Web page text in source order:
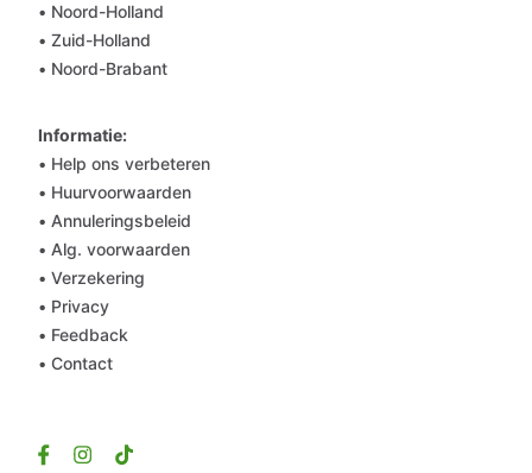
• Noord-Holland
• Zuid-Holland
• Noord-Brabant
Informatie:
• Help ons verbeteren
• Huurvoorwaarden
• Annuleringsbeleid
• Alg. voorwaarden
• Verzekering
• Privacy
• Feedback
• Contact